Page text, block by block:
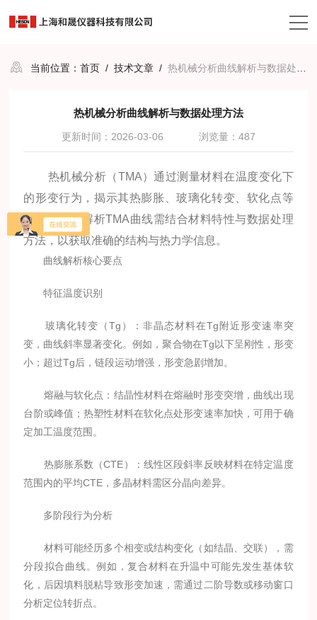
当前位置：首页 /技术文章 /热机械分析曲线解析与数据处理方法
热机械分析曲线解析与数据处理方法
更新时间：2026-03-06 浏览量：487
热机械分析（TMA）通过测量材料在温度变化下
的形变行为，揭示其热膨胀、玻璃化转变、软化点等
关键性能。解析TMA曲线需结合材料特性与数据处理
方法，以获取准确的结构与热力学信息。
曲线解析核心要点
特征温度识别
玻璃化转变（Tg）：非晶态材料在Tg附近形变速率突
变，曲线斜率显著变化。例如，聚合物在Tg以下呈刚性，形变
小；超过Tg后，链段运动增强，形变急剧增加。
熔融与软化点：结晶性材料在熔融时形变突增，曲线出现
台阶或峰值；热塑性材料在软化点处形变速率加快，可用于确
定加工温度范围。
热膨胀系数（CTE）：线性区段斜率反映材料在特定温度
范围内的平均CTE，多晶材料需区分晶向差异。
多阶段行为分析
材料可能经历多个相变或结构变化（如结晶、交联），需
分段拟合曲线。例如，复合材料在升温中可能先发生基体软
化，后因填料脱粘导致形变加速，需通过二阶导数或移动窗口
分析定位转折点。